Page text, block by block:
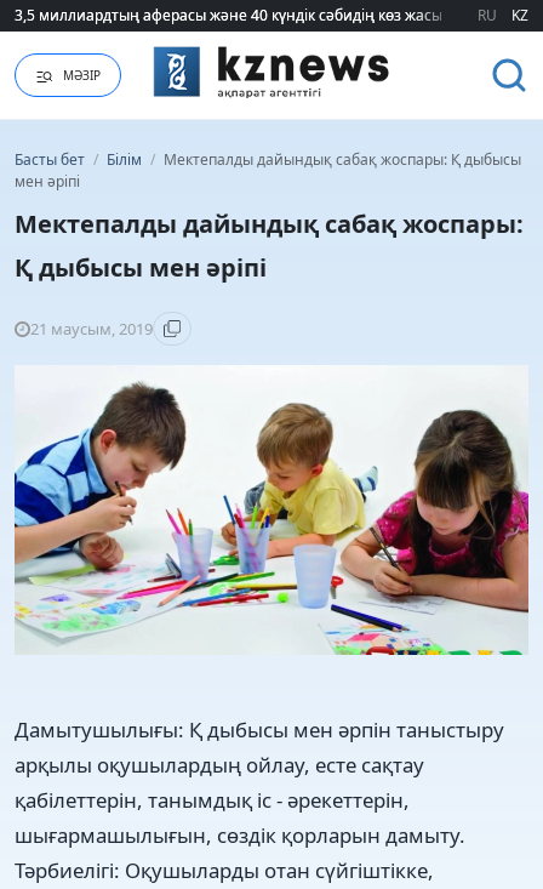
3,5 миллиардтың аферасы және 40 күндік сәбидің көз жасы:
3,5 миллиардтың аферасы және 40 күндік сәбидің көз жасы: RU KZ
МӘЗІР
Басты бет / Білім / Мектепалды дайындық сабақ жоспары: Қ дыбысы
мен әріпі
Мектепалды дайындық сабақ жоспары:
Қ дыбысы мен әріпі
21 маусым, 2019
Дамытушылығы: Қ дыбысы мен әрпін таныстыру
арқылы оқушылардың ойлау, есте сақтау
қабілеттерін, танымдық іс - әрекеттерін,
шығармашылығын, сөздік қорларын дамыту.
Тәрбиелігі: Оқушыларды отан сүйгіштікке,